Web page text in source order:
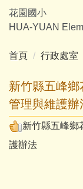
跳
到
要
容
區
花園國小
HUA-YUAN
首頁 行政處室
新竹縣五峰
管理與維護辦
新竹縣五峰鄉
護辦法